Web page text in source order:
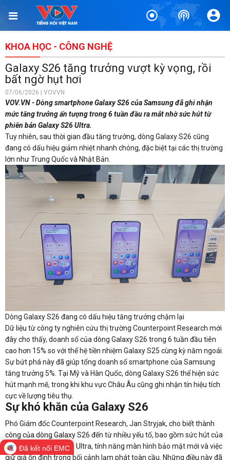
KHOA HỌC - CÔNG NGHỆ
Galaxy S26 tăng trưởng vượt kỳ vọng, rồi
bất ngờ hụt hơi
07/06/2026 | VOVVN
VOV.VN - Dòng smartphone Galaxy S26 của Samsung đã ghi nhận
mức tăng trưởng ấn tượng trong 6 tuần đầu ra mắt nhờ sức hút từ
phiên bản Galaxy S26 Ultra.
Tuy nhiên, sau thời gian đầu tăng trưởng, dòng Galaxy S26 cũng
đang có dấu hiệu giảm nhiệt nhanh chóng, đặc biệt tại các thị trường
lớn như Trung Quốc và Nhật Bản.
Dòng Galaxy S26 đang có dấu hiệu tăng trưởng chậm lại
Dữ liệu từ công ty nghiên cứu thị trường Counterpoint Research mới
đây cho thấy, doanh số của dòng Galaxy S26 trong 6 tuần đầu tiên
cao hơn 15% so với thế hệ tiền nhiệm Galaxy S25 cùng kỳ năm ngoái.
Sự bứt phá này đã giúp tổng doanh số smartphone của Samsung
tăng trưởng 5%. Tại Mỹ và Hàn Quốc, dòng Galaxy S26 thể hiện sức
hút mạnh mẽ, trong khi khu vực Châu Âu cũng ghi nhận tín hiệu tích
cực về lượng tiêu thụ.
Sự khó khăn của Galaxy S26
Phó Giám đốc Counterpoint Research, Jan Stryjak, cho biết thành
công của dòng Galaxy S26 đến từ nhiều yếu tố, bao gồm sức hút của
phiên bản Galaxy S26 Ultra, tính năng màn hình bảo mật mới và việc
giữ giá ổn định trong bối cảnh lạm phát toàn cầu. Những điều này đã
Đã kết nối EMC